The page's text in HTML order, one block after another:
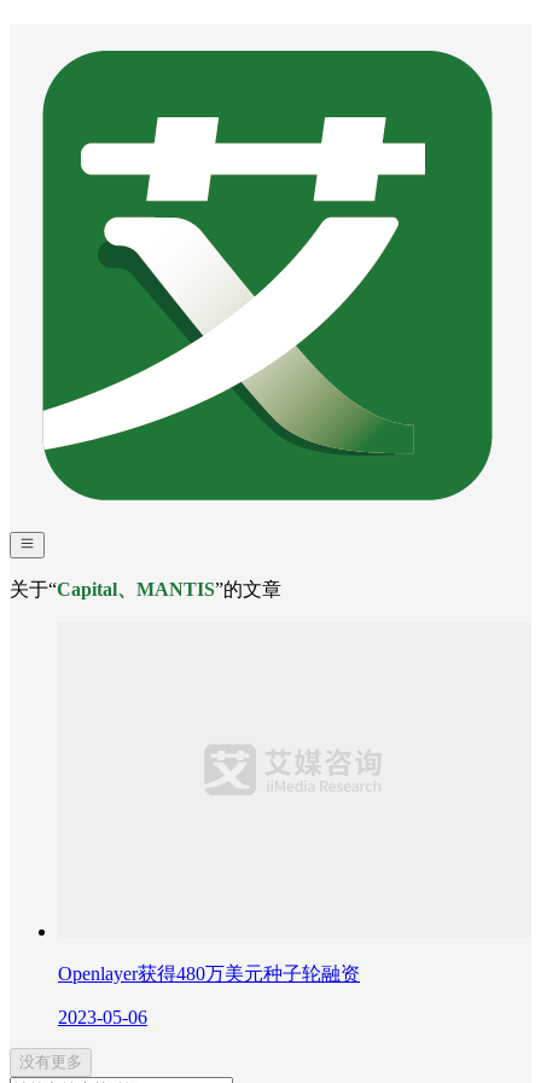
关于“Capital、MANTIS”的文章
Openlayer获得480万美元种子轮融资
2023-05-06
没有更多